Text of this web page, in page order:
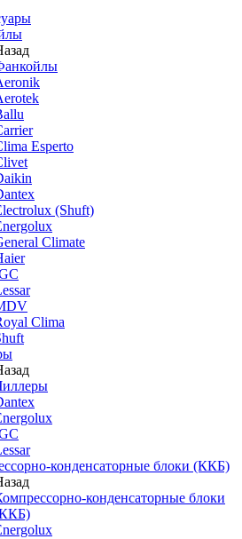
Esperto
(Shuft)
Climate
Clima
конденсаторные блоки (ККБ)
конденсаторные блоки